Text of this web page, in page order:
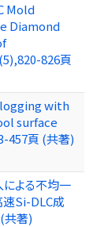
Mold
Diamond
826頁
with
surface
457頁 (共著)
よる不均一
速Si-DLC成
共著)